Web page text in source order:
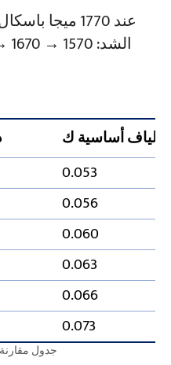
ألياف أساسية ك
0.053
0.056
0.060
0.063
0.066
0.073
جدول